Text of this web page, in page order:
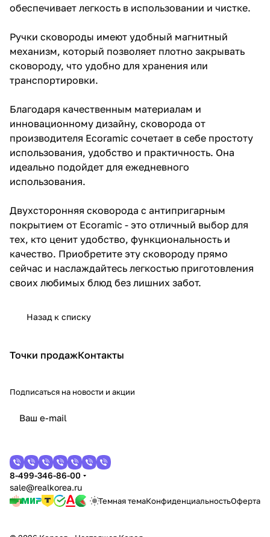
обеспечивает легкость в использовании и чистке.
Ручки сковороды имеют удобный магнитный
механизм, который позволяет плотно закрывать
сковороду, что удобно для хранения или
транспортировки.
Благодаря качественным материалам и
инновационному дизайну, сковорода от
производителя Ecoramic сочетает в себе простоту
использования, удобство и практичность. Она
идеально подойдет для ежедневного
использования.
Двухсторонняя сковорода с антипригарным
покрытием от Ecoramic - это отличный выбор для
тех, кто ценит удобство, функциональность и
качество. Приобретите эту сковороду прямо
сейчас и наслаждайтесь легкостью приготовления
своих любимых блюд без лишних забот.
Назад к списку
Точки продажКонтакты
Подписаться на новости и акции
8-499-346-86-00
sale@realkorea.ru
Темная темаКонфиденциальностьОферта